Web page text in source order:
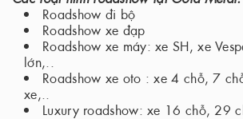
Roadshow đi bộ
Roadshow xe đạp
Roadshow xe máy: xe SH, xe
lớn,..
Roadshow xe oto : xe 4 chỗ, 7
xe,..
Luxury roadshow: xe 16 chỗ, 29